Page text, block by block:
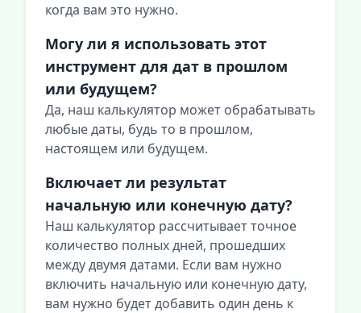
когда вам это нужно.
Могу ли я использовать этот
инструмент для дат в прошлом
или будущем?
Да, наш калькулятор может обрабатывать
любые даты, будь то в прошлом,
настоящем или будущем.
Включает ли результат
начальную или конечную дату?
Наш калькулятор рассчитывает точное
количество полных дней, прошедших
между двумя датами. Если вам нужно
включить начальную или конечную дату,
вам нужно будет добавить один день к